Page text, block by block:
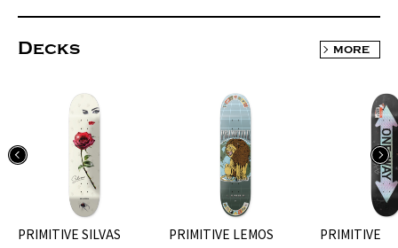
Decks MORE
PRIMITIVE SILVAS
PRIMITIVE LEMOS
PRIMITIVE